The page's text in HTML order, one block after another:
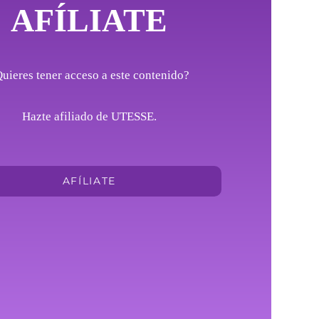
AFÍLIATE
tener acceso a este contenido?
Hazte afiliado de UTESSE.
AFÍLIATE